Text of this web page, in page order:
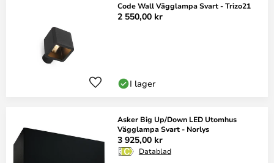
Code Wall Vägglampa Svart - Trizo21
2 550,00 kr
I lager
Asker Big Up/Down LED Utomhus
Vägglampa Svart - Norlys
3 925,00 kr
Datablad